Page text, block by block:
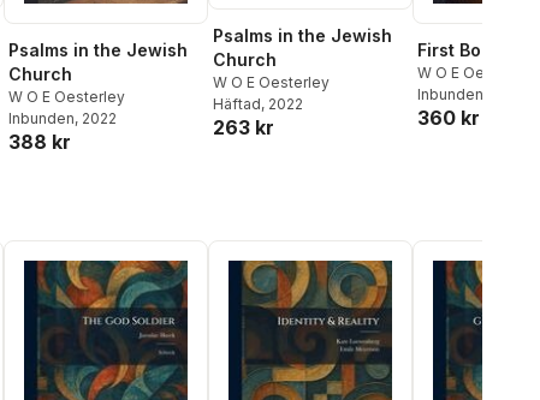
Psalms in the Jewish
Church
W O E Oesterley
Inbunden, 2022
388 kr
Psalms in the Jewish
Church
W O E Oesterley
Häftad, 2022
263 kr
First Book of
W O E Oesterley
Inbunden
360 kr